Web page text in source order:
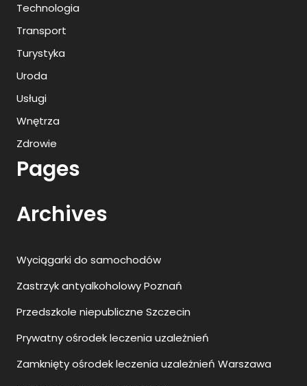
Technologia
Transport
Turystyka
Uroda
Usługi
Wnętrza
Zdrowie
Pages
Archives
Wyciągarki do samochodów
Zastrzyk antyalkoholowy Poznań
Przedszkole niepubliczne Szczecin
Prywatny ośrodek leczenia uzależnień
Zamknięty ośrodek leczenia uzależnień Warszawa